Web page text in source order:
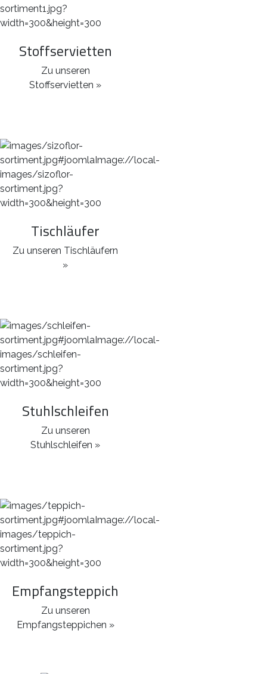
Stoffservietten
Zu unseren
Stoffservietten »
Tischläufer
Zu unseren Tischläufern
»
Stuhlschleifen
Zu unseren
Stuhlschleifen »
Empfangsteppich
Zu unseren
Empfangsteppichen »